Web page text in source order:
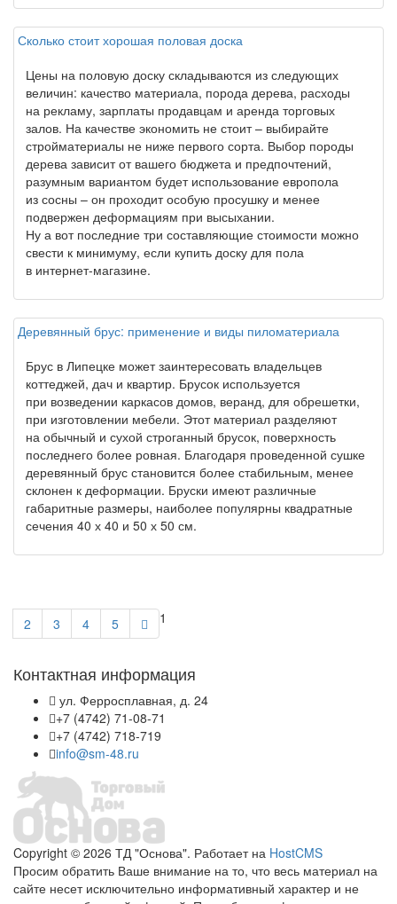
Сколько стоит хорошая половая доска
Цены на половую доску складываются из следующих
величин: качество материала, порода дерева, расходы
на рекламу, зарплаты продавцам и аренда торговых
залов. На качестве экономить не стоит – выбирайте
стройматериалы не ниже первого сорта. Выбор породы
дерева зависит от вашего бюджета и предпочтений,
разумным вариантом будет использование европола
из сосны – он проходит особую просушку и менее
подвержен деформациям при высыхании.
Ну а вот последние три составляющие стоимости можно
свести к минимуму, если купить доску для пола
в интернет-магазине.
Деревянный брус: применение и виды пиломатериала
Брус в Липецке может заинтересовать владельцев
коттеджей, дач и квартир. Брусок используется
при возведении каркасов домов, веранд, для обрешетки,
при изготовлении мебели. Этот материал разделяют
на обычный и сухой строганный брусок, поверхность
последнего более ровная. Благодаря проведенной сушке
деревянный брус становится более стабильным, менее
склонен к деформации. Бруски имеют различные
габаритные размеры, наиболее популярны квадратные
сечения 40 х 40 и 50 х 50 см.
1
2 3 4 5
Контактная информация
ул. Ферросплавная, д. 24
+7 (4742) 71-08-71
+7 (4742) 718-719
info@sm-48.ru
Copyright © 2026 ТД "Основа". Работает на HostCMS
Просим обратить Ваше внимание на то, что весь материал на
сайте несет исключительно информативный характер и не